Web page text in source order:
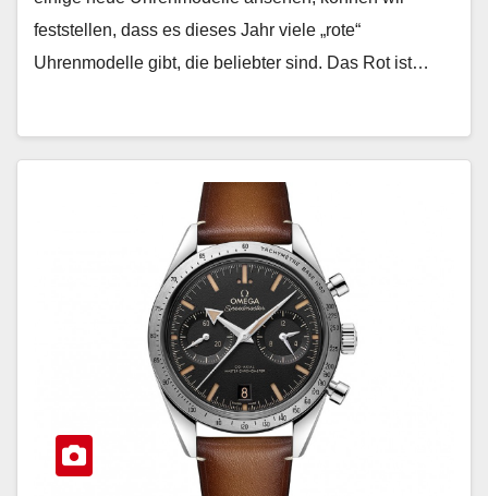
feststellen, dass es dieses Jahr viele „rote“
Uhrenmodelle gibt, die beliebter sind. Das Rot ist…